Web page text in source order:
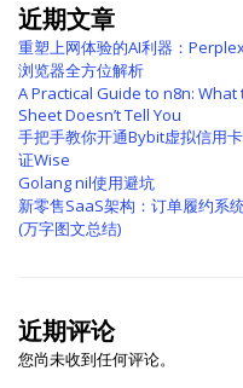
近期文章
重塑上网体验的AI利器：
浏览器全方位解析
A Practical Guide to n8n: What
Sheet Doesn’t Tell You
手把手教你开通Bybit虚拟信用
证Wise
Golang nil使用避坑
新零售SaaS架构：订单履约系
(万字图文总结)
近期评论
您尚未收到任何评论。